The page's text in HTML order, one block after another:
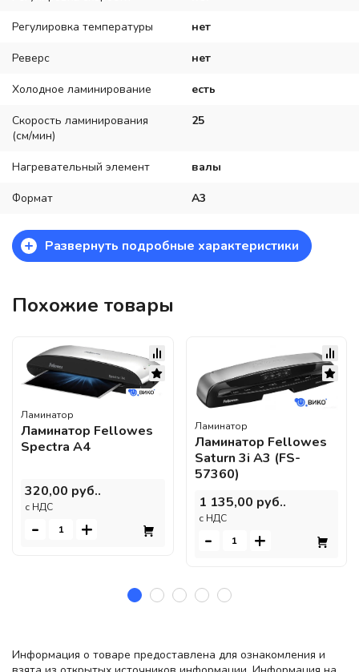
Регулировка температуры нет
Реверс нет
Холодное ламинирование есть
Скорость ламинирования
(см/мин)
25
Нагревательный элемент валы
Формат A3
+ Развернуть подробные характеристики
Похожие товары
Ламинатор
Ламинатор Fellowes
Spectra A4
320,00 руб..
c НДС
- +
Ламинатор
Ламинатор Fellowes
Saturn 3i A3 (FS-
57360)
1 135,00 руб..
c НДС
- +
Информация о товаре предоставлена для ознакомления и